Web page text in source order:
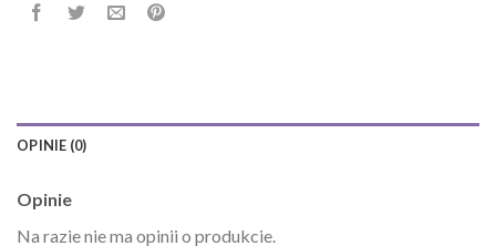
OPINIE (0)
Opinie
Na razie nie ma opinii o produkcie.